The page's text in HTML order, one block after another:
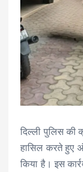
दिल्ली पुलिस की
हासिल करते हुए
किया है। इस